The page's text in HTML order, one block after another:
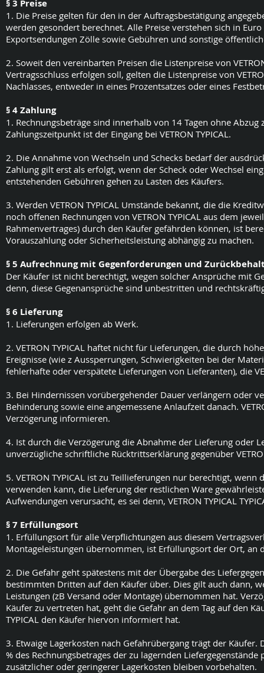
§ 3 Preise
1. Die Preise gelten für den in der Auftragsbestätigung
werden gesondert berechnet. Alle Preise verstehen sich in
Exportsendungen Zölle sowie Gebühren und sonstige
2. Soweit den vereinbarten Preisen die Listenpreise von
Vertragsschluss erfolgen soll, gelten die Listenpreise von
Nachlasses, entweder in eines Prozentsatzes oder eines
§ 4 Zahlung
1. Rechnungsbeträge sind innerhalb von 14 Tagen ohne
Zahlungszeitpunkt ist der Eingang bei VETRON TYPICAL.
2. Die Annahme von Wechseln und Schecks bedarf der
Zahlung gilt erst als erfolgt, wenn der Scheck oder Wechsel
entstehenden Gebühren gehen zu Lasten des Käufers.
3. Werden VETRON TYPICAL Umstände bekannt, die die
noch offenen Rechnungen von VETRON TYPICAL aus dem
Rahmenvertrages) durch den Käufer gefährden können, ist
Vorauszahlung oder Sicherheitsleistung abhängig zu machen.
§ 5 Aufrechnung mit Gegenforderungen und
Der Käufer ist nicht berechtigt, wegen solcher Ansprüche mit
denn, diese Gegenansprüche sind unbestritten und
§ 6 Lieferung
1. Lieferungen erfolgen ab Werk.
2. VETRON TYPICAL haftet nicht für Lieferungen, die durch
Ereignisse (wie z Aussperrungen, Schwierigkeiten bei der
fehlerhafte oder verspätete Lieferungen von Lieferanten), die
3. Bei Hindernissen vorübergehender Dauer verlängern oder
Behinderung sowie eine angemessene Anlaufzeit danach.
Verzögerung informieren.
4. Ist durch die Verzögerung die Abnahme der Lieferung oder
unverzügliche schriftliche Rücktrittserklärung gegenüber
5. VETRON TYPICAL ist zu Teillieferungen nur berechtigt,
verwenden kann, die Lieferung der restlichen Ware
Aufwendungen verursacht, es sei denn, VETRON TYPICAL
§ 7 Erfüllungsort
1. Erfüllungsort für alle Verpflichtungen aus diesem
Montageleistungen übernommen, ist Erfüllungsort der Ort, an
2. Die Gefahr geht spätestens mit der Übergabe des
bestimmten Dritten auf den Käufer über. Dies gilt auch dann,
Leistungen (zB Versand oder Montage) übernommen hat.
Käufer zu vertreten hat, geht die Gefahr an dem Tag auf den
TYPICAL den Käufer hiervon informiert hat.
3. Etwaige Lagerkosten nach Gefahrübergang trägt der Käufer.
% des Rechnungsbetrages der zu lagernden
zusätzlicher oder geringerer Lagerkosten bleiben vorbehalten.